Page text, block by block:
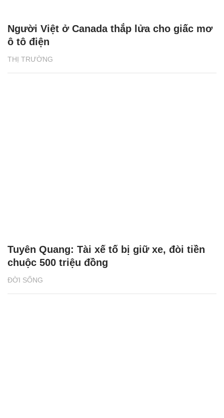
THỊ TRƯỜNG
Người Việt ở Canada thắp lửa cho giấc mơ
ô tô điện
ĐỜI SỐNG
Tuyên Quang: Tài xế tố bị giữ xe, đòi tiền
chuộc 500 triệu đồng